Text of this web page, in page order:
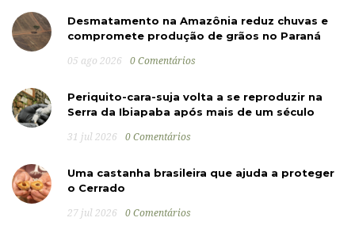
Desmatamento na Amazônia reduz chuvas e
compromete produção de grãos no Paraná
05 ago 2026 0 Comentários
Periquito-cara-suja volta a se reproduzir na
Serra da Ibiapaba após mais de um século
31 jul 2026 0 Comentários
Uma castanha brasileira que ajuda a proteger
o Cerrado
27 jul 2026 0 Comentários